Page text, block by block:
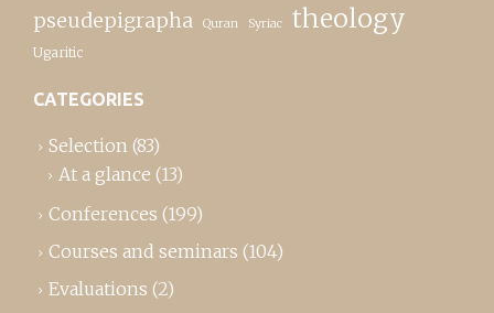
pseudepigrapha Quran Syriac theology
Ugaritic
CATEGORIES
Selection (83)
At a glance (13)
Conferences (199)
Courses and seminars (104)
Evaluations (2)